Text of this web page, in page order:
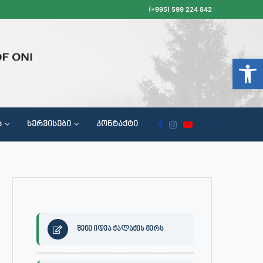
(+995) 599 224 842
ᲡᲔᲠᲕᲘᲡᲔᲑᲘ ᲙᲝᲜᲢᲐᲥᲢᲘ
შენი იდეა ქალაქის მერს